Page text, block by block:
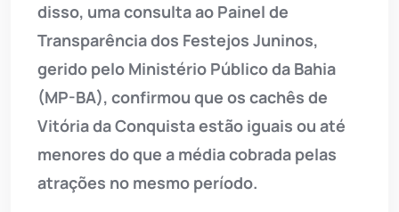
disso, uma consulta ao Painel de
Transparência dos Festejos Juninos,
gerido pelo Ministério Público da Bahia
(MP-BA), confirmou que os cachês de
Vitória da Conquista estão iguais ou até
menores do que a média cobrada pelas
atrações no mesmo período.